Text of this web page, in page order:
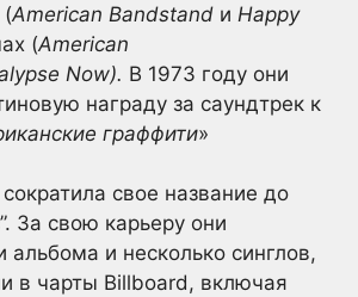
(American Bandstand и Happy
(American
Now). В 1973 году они
награду за саундтрек к
граффити»
свое название до
За свою карьеру они
альбома и несколько синглов,
в чарты Billboard, включая